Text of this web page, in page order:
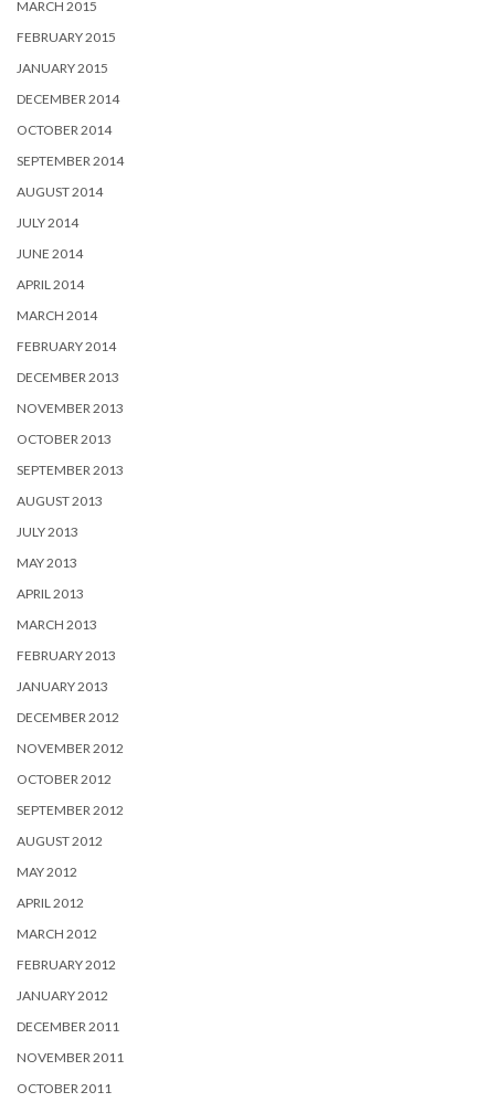
MARCH 2015
FEBRUARY 2015
JANUARY 2015
DECEMBER 2014
OCTOBER 2014
SEPTEMBER 2014
AUGUST 2014
JULY 2014
JUNE 2014
APRIL 2014
MARCH 2014
FEBRUARY 2014
DECEMBER 2013
NOVEMBER 2013
OCTOBER 2013
SEPTEMBER 2013
AUGUST 2013
JULY 2013
MAY 2013
APRIL 2013
MARCH 2013
FEBRUARY 2013
JANUARY 2013
DECEMBER 2012
NOVEMBER 2012
OCTOBER 2012
SEPTEMBER 2012
AUGUST 2012
MAY 2012
APRIL 2012
MARCH 2012
FEBRUARY 2012
JANUARY 2012
DECEMBER 2011
NOVEMBER 2011
OCTOBER 2011